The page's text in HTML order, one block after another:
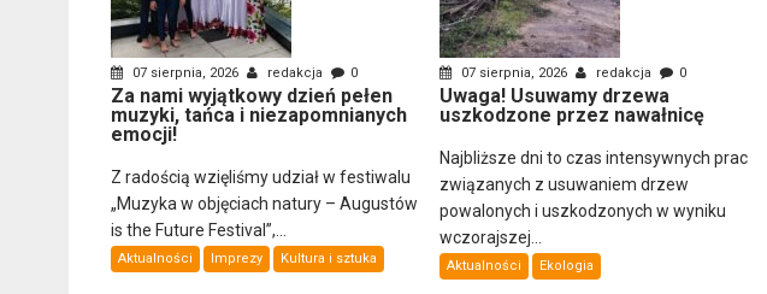
07 sierpnia, 2026 redakcja 0
Za nami wyjątkowy dzień pełen
muzyki, tańca i niezapomnianych
emocji!
Z radością wzięliśmy udział w festiwalu
„Muzyka w objęciach natury – Augustów
is the Future Festival”,...
Aktualności Imprezy Kultura i sztuka
07 sierpnia, 2026 redakcja 0
Uwaga! Usuwamy drzewa
uszkodzone przez nawałnicę
Najbliższe dni to czas intensywnych prac
związanych z usuwaniem drzew
powalonych i uszkodzonych w wyniku
wczorajszej...
Aktualności Ekologia